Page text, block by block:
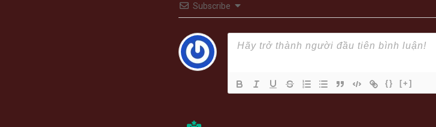
Subscribe
{} [+]